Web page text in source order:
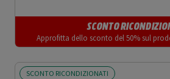
SCONTO
Approfitta dello sconto del 50% sul
SCONTO RICONDIZIONATI